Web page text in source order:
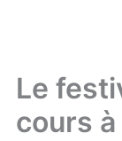
Le
cours à